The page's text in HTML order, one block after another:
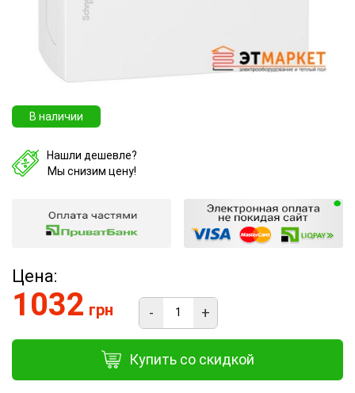
В наличии
Нашли дешевле?
Мы снизим цену!
Цена:
1032 грн - +
Купить со скидкой